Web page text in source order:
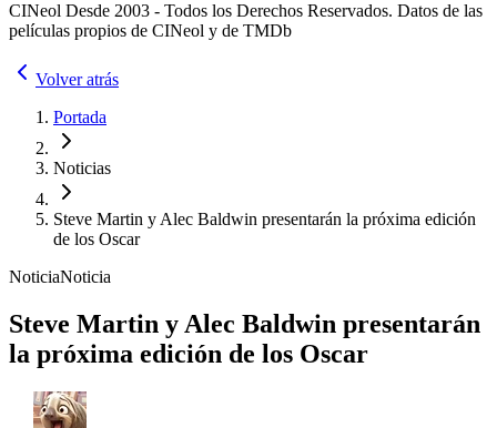
CINeol Desde 2003 - Todos los Derechos Reservados. Datos de las
películas propios de CINeol y de TMDb
Volver atrás
Portada
Noticias
Steve Martin y Alec Baldwin presentarán la próxima edición
de los Oscar
NoticiaNoticia
Steve Martin y Alec Baldwin presentarán
la próxima edición de los Oscar